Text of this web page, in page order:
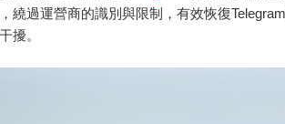
繞過運營商的識別與限制，有效恢復
擾。